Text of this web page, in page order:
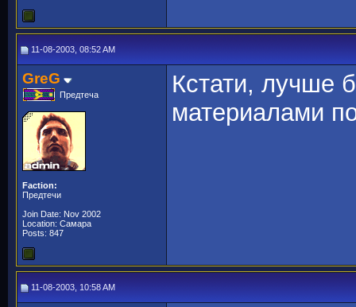
11-08-2003, 08:52 AM
GreG
Предтеча
Faction:
Предтечи
Join Date: Nov 2002
Location: Самара
Posts: 847
Кстати, лучше
материалами
11-08-2003, 10:58 AM